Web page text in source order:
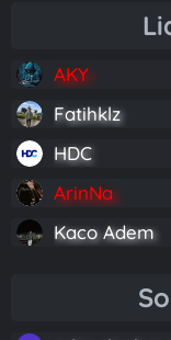
AKY
Fatihklz
HDC
ArinNa
Kaco Adem